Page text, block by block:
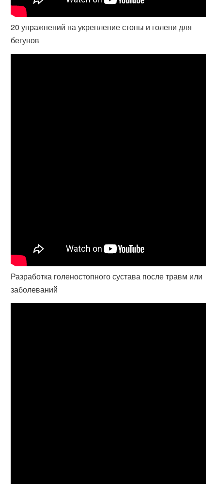
20 упражнений на укрепление стопы и голени для
бегунов
Разработка голеностопного сустава после травм или
заболеваний